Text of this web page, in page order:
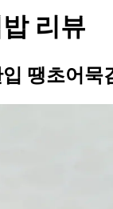
리뷰
땡초어